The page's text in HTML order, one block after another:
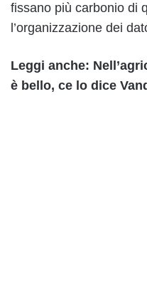
fissano più carbonio di
l’organizzazione dei
Leggi anche:
è bello, ce lo dice